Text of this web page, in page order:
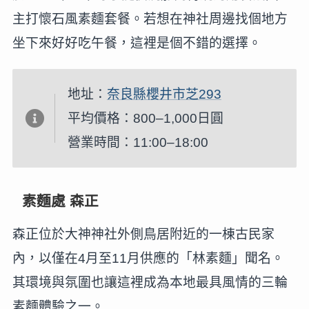
主打懷石風素麵套餐。若想在神社周邊找個地方
坐下來好好吃午餐，這裡是個不錯的選擇。
地址： 奈良縣櫻井市芝293
平均價格：800–1,000日圓
營業時間：11:00–18:00
素麵處 森正
森正位於大神神社外側鳥居附近的一棟古民家
內，以僅在4月至11月供應的「林素麵」聞名。
其環境與氛圍也讓這裡成為本地最具風情的三輪